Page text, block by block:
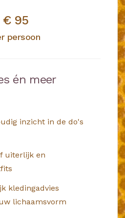
€ 95
persoon
én meer
inzicht in de do's
uiterlijk en
kledingadvies
lichaamsvorm